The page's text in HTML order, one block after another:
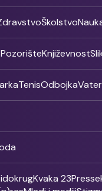
Školstvo
PozorišteKnjiževnost
TenisOdbojka
Kvaka 23